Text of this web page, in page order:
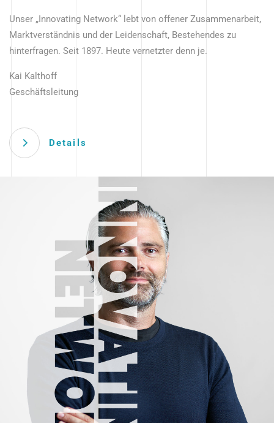
Unser „Innovating Network“ lebt von offener Zusammenarbeit,
Marktverständnis und der Leidenschaft, Bestehendes zu
hinterfragen. Seit 1897. Heute vernetzter denn je.
Kai Kalthoff
Geschäftsleitung
Details